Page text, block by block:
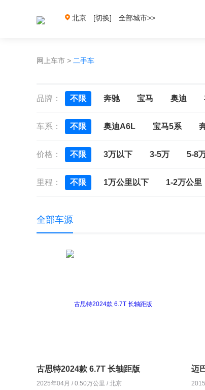
北京 [切换] 全部城市>>
网上车市 > 二手车
品牌： 不限 奔驰 宝马 奥迪
车系： 不限 奥迪A6L 宝马5系
价格： 不限 3万以下 3-5万 5-8
里程： 不限 1万公里以下 1-2万公里
全部车源
古思特2024款 6.7T 长轴距版
2025年04月 / 0.50万公里 / 北京
迈